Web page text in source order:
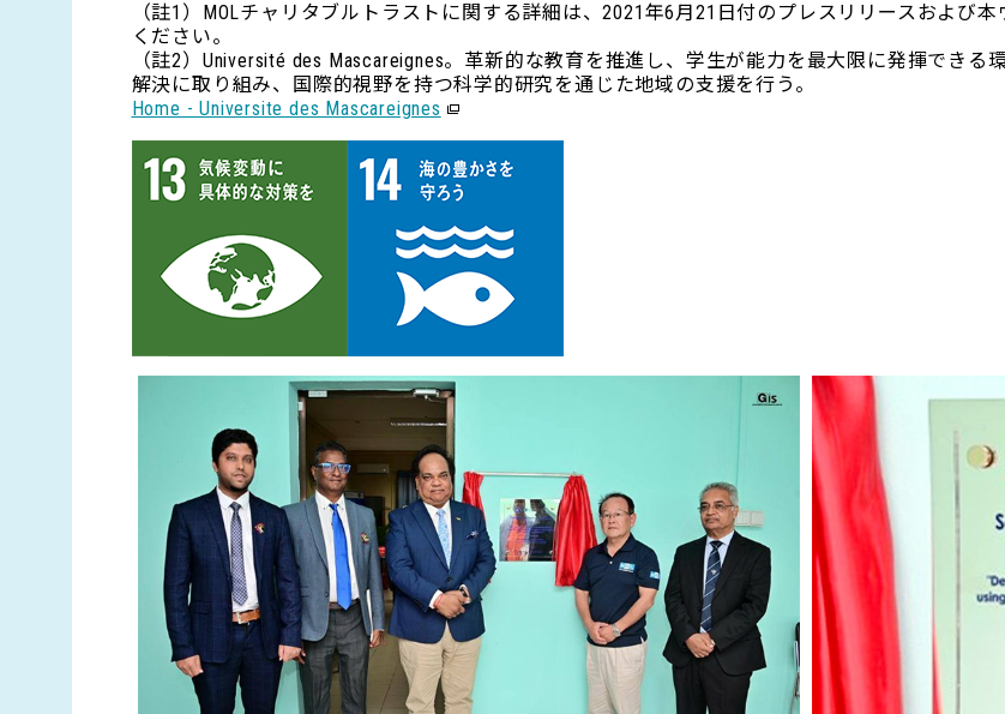
（註1）MOLチャリタブルトラストに関する詳細は、2021年6月21日付のプレスリリースおよび
ください。
（註2）Université des Mascareignes。革新的な教育を推進し、学生が能力を最大限に発揮でき
解決に取り組み、国際的視野を持つ科学的研究を通じた地域の支援を行う。
Home - Universite des Mascareignes